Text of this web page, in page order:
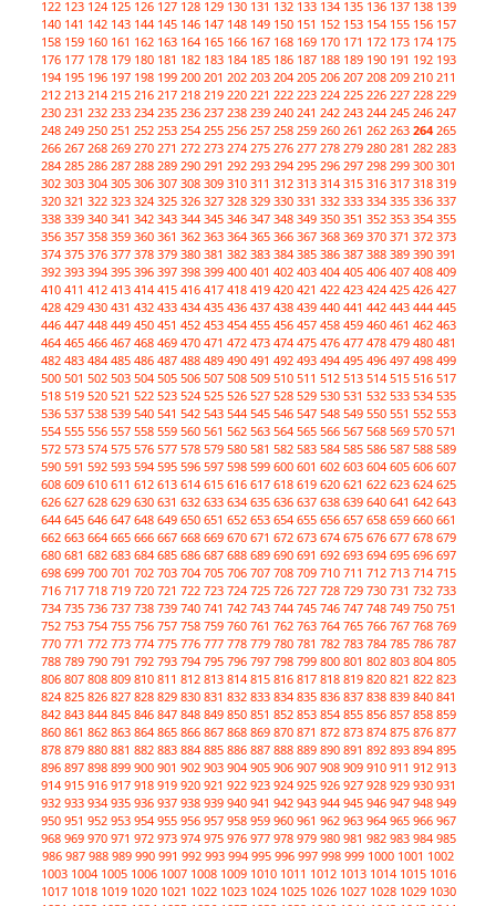
122 123 124 125 126 127 128 129 130 131 132 133 134 135 136 137 138 139
140 141 142 143 144 145 146 147 148 149 150 151 152 153 154 155 156 157
158 159 160 161 162 163 164 165 166 167 168 169 170 171 172 173 174 175
176 177 178 179 180 181 182 183 184 185 186 187 188 189 190 191 192 193
194 195 196 197 198 199 200 201 202 203 204 205 206 207 208 209 210 211
212 213 214 215 216 217 218 219 220 221 222 223 224 225 226 227 228 229
230 231 232 233 234 235 236 237 238 239 240 241 242 243 244 245 246 247
248 249 250 251 252 253 254 255 256 257 258 259 260 261 262 263 264265
266 267 268 269 270 271 272 273 274 275 276 277 278 279 280 281 282 283
284 285 286 287 288 289 290 291 292 293 294 295 296 297 298 299 300 301
302 303 304 305 306 307 308 309 310 311 312 313 314 315 316 317 318 319
320 321 322 323 324 325 326 327 328 329 330 331 332 333 334 335 336 337
338 339 340 341 342 343 344 345 346 347 348 349 350 351 352 353 354 355
356 357 358 359 360 361 362 363 364 365 366 367 368 369 370 371 372 373
374 375 376 377 378 379 380 381 382 383 384 385 386 387 388 389 390 391
392 393 394 395 396 397 398 399 400 401 402 403 404 405 406 407 408 409
410 411 412 413 414 415 416 417 418 419 420 421 422 423 424 425 426 427
428 429 430 431 432 433 434 435 436 437 438 439 440 441 442 443 444 445
446 447 448 449 450 451 452 453 454 455 456 457 458 459 460 461 462 463
464 465 466 467 468 469 470 471 472 473 474 475 476 477 478 479 480 481
482 483 484 485 486 487 488 489 490 491 492 493 494 495 496 497 498 499
500 501 502 503 504 505 506 507 508 509 510 511 512 513 514 515 516 517
518 519 520 521 522 523 524 525 526 527 528 529 530 531 532 533 534 535
536 537 538 539 540 541 542 543 544 545 546 547 548 549 550 551 552 553
554 555 556 557 558 559 560 561 562 563 564 565 566 567 568 569 570 571
572 573 574 575 576 577 578 579 580 581 582 583 584 585 586 587 588 589
590 591 592 593 594 595 596 597 598 599 600 601 602 603 604 605 606 607
608 609 610 611 612 613 614 615 616 617 618 619 620 621 622 623 624 625
626 627 628 629 630 631 632 633 634 635 636 637 638 639 640 641 642 643
644 645 646 647 648 649 650 651 652 653 654 655 656 657 658 659 660 661
662 663 664 665 666 667 668 669 670 671 672 673 674 675 676 677 678 679
680 681 682 683 684 685 686 687 688 689 690 691 692 693 694 695 696 697
698 699 700 701 702 703 704 705 706 707 708 709 710 711 712 713 714 715
716 717 718 719 720 721 722 723 724 725 726 727 728 729 730 731 732 733
734 735 736 737 738 739 740 741 742 743 744 745 746 747 748 749 750 751
752 753 754 755 756 757 758 759 760 761 762 763 764 765 766 767 768 769
770 771 772 773 774 775 776 777 778 779 780 781 782 783 784 785 786 787
788 789 790 791 792 793 794 795 796 797 798 799 800 801 802 803 804 805
806 807 808 809 810 811 812 813 814 815 816 817 818 819 820 821 822 823
824 825 826 827 828 829 830 831 832 833 834 835 836 837 838 839 840 841
842 843 844 845 846 847 848 849 850 851 852 853 854 855 856 857 858 859
860 861 862 863 864 865 866 867 868 869 870 871 872 873 874 875 876 877
878 879 880 881 882 883 884 885 886 887 888 889 890 891 892 893 894 895
896 897 898 899 900 901 902 903 904 905 906 907 908 909 910 911 912 913
914 915 916 917 918 919 920 921 922 923 924 925 926 927 928 929 930 931
932 933 934 935 936 937 938 939 940 941 942 943 944 945 946 947 948 949
950 951 952 953 954 955 956 957 958 959 960 961 962 963 964 965 966 967
968 969 970 971 972 973 974 975 976 977 978 979 980 981 982 983 984 985
986 987 988 989 990 991 992 993 994 995 996 997 998 999 1000 1001 1002
1003 1004 1005 1006 1007 1008 1009 1010 1011 1012 1013 1014 1015 1016
1017 1018 1019 1020 1021 1022 1023 1024 1025 1026 1027 1028 1029 1030